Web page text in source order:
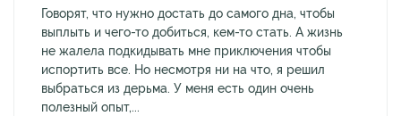
Говорят, что нужно достать до самого дна, чтобы
выплыть и чего-то добиться, кем-то стать. А жизнь
не жалела подкидывать мне приключения чтобы
испортить все. Но несмотря ни на что, я решил
выбраться из дерьма. У меня есть один очень
полезный опыт,...